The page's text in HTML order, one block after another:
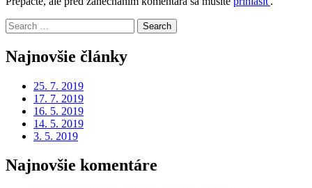
Search
for:
Najnovšie články
25. 7. 2019
17. 7. 2019
16. 5. 2019
14. 5. 2019
3. 5. 2019
Najnovšie komentáre